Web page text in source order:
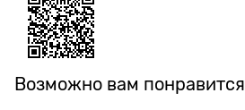
Возможно вам понравится